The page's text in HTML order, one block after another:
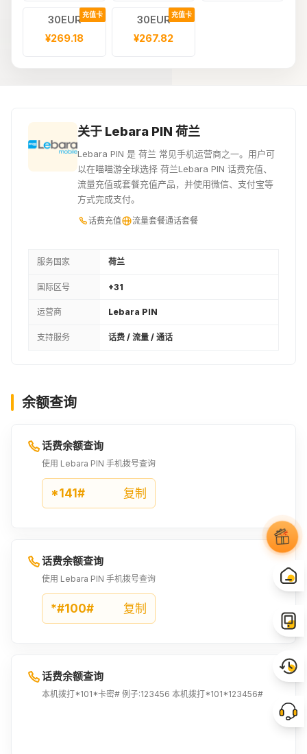
充值卡
30EUR
¥269.18
充值卡
30EUR
¥267.82
关于 Lebara PIN 荷兰
Lebara PIN 是 荷兰 常见手机运营商之一。用户可
以在喵喵游全球选择 荷兰Lebara PIN 话费充值、
流量充值或套餐充值产品，并使用微信、支付宝等
方式完成支付。
话费充值 流量套餐通话套餐
服务国家 荷兰
国际区号 +31
运营商 Lebara PIN
支持服务 话费 / 流量 / 通话
余额查询
话费余额查询
使用 Lebara PIN 手机拨号查询
*141# 复制
话费余额查询
使用 Lebara PIN 手机拨号查询
*#100# 复制
话费余额查询
本机拨打*101*卡密# 例子:123456 本机拨打*101*123456#